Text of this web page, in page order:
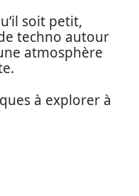
soit petit,
techno autour
atmosphère
à explorer à